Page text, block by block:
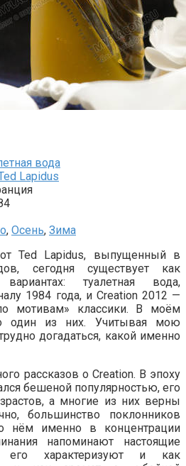
вода
Lapidus
, Осень, Зима
Ted Lapidus, выпущенный в
сегодня существует как
туалетная вода,
1984 года, и Creation 2012 —
мотивам» классики. В моём
один из них. Учитывая мою
догадаться, какой именно
рассказов о Creation. В эпоху
бешеной популярностью, его
а многие из них верны
большинство поклонников
нём именно в концентрации
напоминают настоящие
характеризуют и как